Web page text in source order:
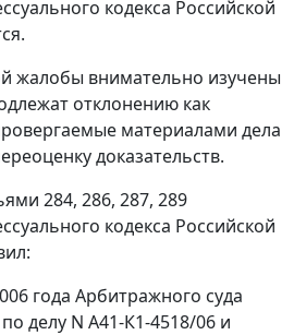
кодекса Российской
жалобы внимательно изучены
отклонению как
материалами дела
доказательств.
284, 286, 287, 289
кодекса Российской
года Арбитражного суда
делу N А41-К1-4518/06 и